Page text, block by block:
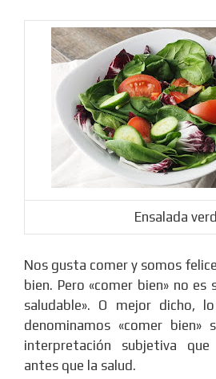
Ensalada
Nos gusta comer y somos
bien. Pero «comer bien» no es
saludable». O mejor dicho,
denominamos «comer bien»
interpretación subjetiva
antes que la salud.